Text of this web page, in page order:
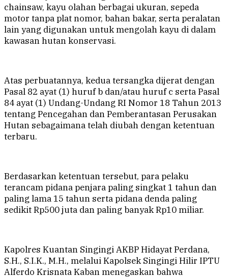
chainsaw, kayu olahan berbagai ukuran, sepeda
motor tanpa plat nomor, bahan bakar, serta peralatan
lain yang digunakan untuk mengolah kayu di dalam
kawasan hutan konservasi.
Atas perbuatannya, kedua tersangka dijerat dengan
Pasal 82 ayat (1) huruf b dan/atau huruf c serta Pasal
84 ayat (1) Undang-Undang RI Nomor 18 Tahun 2013
tentang Pencegahan dan Pemberantasan Perusakan
Hutan sebagaimana telah diubah dengan ketentuan
terbaru.
Berdasarkan ketentuan tersebut, para pelaku
terancam pidana penjara paling singkat 1 tahun dan
paling lama 15 tahun serta pidana denda paling
sedikit Rp500 juta dan paling banyak Rp10 miliar.
Kapolres Kuantan Singingi AKBP Hidayat Perdana,
S.H., S.I.K., M.H., melalui Kapolsek Singingi Hilir IPTU
Alferdo Krisnata Kaban menegaskan bahwa